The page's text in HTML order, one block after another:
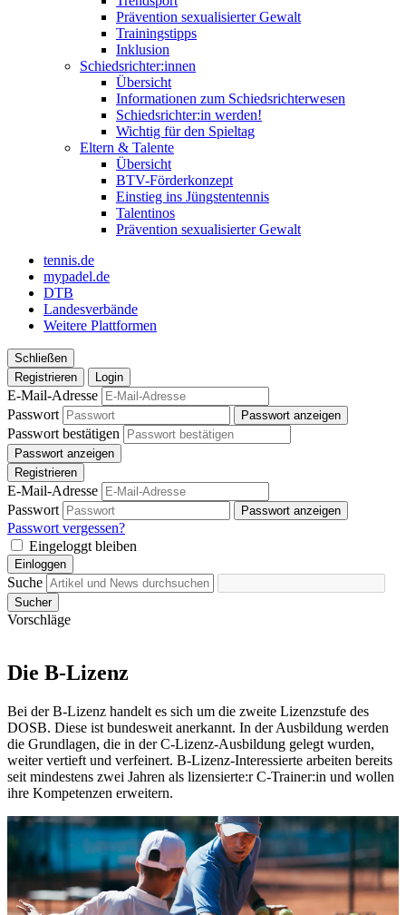
Prävention sexualisierter Gewalt
Trainingstipps
Inklusion
Schiedsrichter:innen
Übersicht
Informationen zum Schiedsrichterwesen
Schiedsrichter:in werden!
Wichtig für den Spieltag
Eltern & Talente
Übersicht
BTV-Förderkonzept
Einstieg ins Jüngstentennis
Talentinos
Prävention sexualisierter Gewalt
tennis.de
mypadel.de
DTB
Landesverbände
Weitere Plattformen
Schließen
Registrieren
Login
E-Mail-Adresse
Passwort
Passwort anzeigen
Passwort bestätigen
Passwort anzeigen
Registrieren
E-Mail-Adresse
Passwort
Passwort anzeigen
Passwort vergessen?
Eingeloggt bleiben
Einloggen
Suche
Sucher
Vorschläge
Die B-Lizenz
Bei der B-Lizenz handelt es sich um die zweite Lizenzstufe des
DOSB. Diese ist bundesweit anerkannt. In der Ausbildung werden
die Grundlagen, die in der C-Lizenz-Ausbildung gelegt wurden,
weiter vertieft und verfeinert. B-Lizenz-Interessierte arbeiten bereits
seit mindestens zwei Jahren als lizensierte:r C-Trainer:in und wollen
ihre Kompetenzen erweitern.